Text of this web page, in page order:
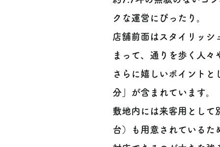
クな運営にぴったり。
店舗前面はスタイリッシ
まって、通りを歩く人
さらに嬉しいポイント
分」が含まれています。
敷地内には来客用として
台）も用意されているた